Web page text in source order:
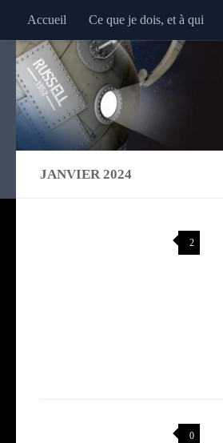
Au dessous du contenu
Accueil Ce que je dois, et à qui
JANVIER 2024
2
0